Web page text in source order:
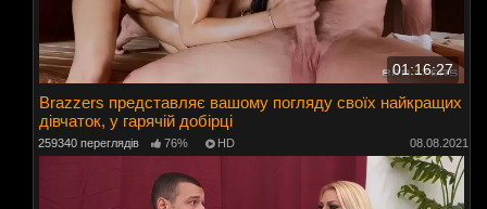
01:16:27
Brazzers представляє вашому погляду своїх найкращих
дівчаток, у гарячій добірці
259340 переглядів 76% HD 08.08.2021